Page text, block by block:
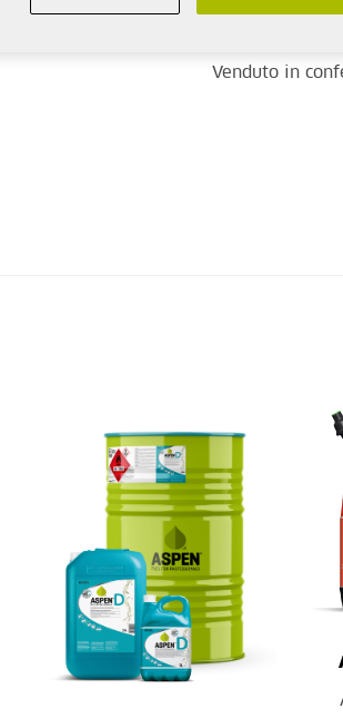
Venduto in